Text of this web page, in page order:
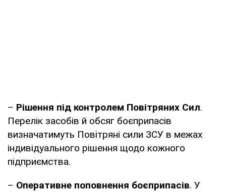
– Рішення під контролем Повітряних Сил.
Перелік засобів й обсяг боєприпасів
визначатимуть Повітряні сили ЗСУ в межах
індивідуального рішення щодо кожного
підприємства.
– Оперативне поповнення боєприпасів. У